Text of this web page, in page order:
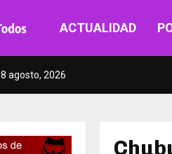
ACTUALIDAD
8 agosto, 2026